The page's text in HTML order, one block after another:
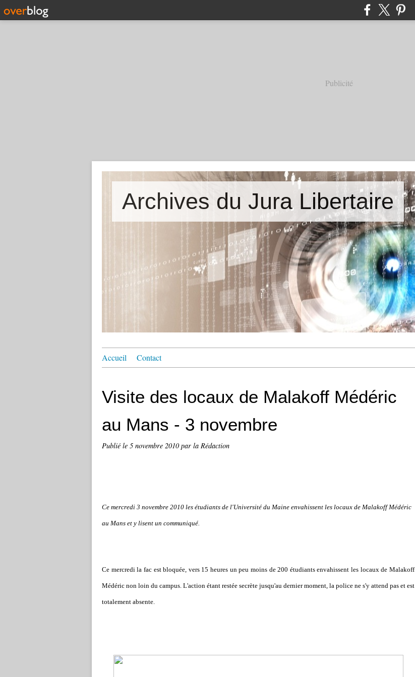
Publicité
Archives du Jura Libertaire
Accueil Contact
Visite des locaux de Malakoff Médéric
au Mans - 3 novembre
Publié le 5 novembre 2010par la Rédaction
Ce mercredi 3 novembre 2010 les étudiants de l'Université du Maine envahissent les locaux de Malakoff Médéric
au Mans et y lisent un communiqué.
Ce mercredi la fac est bloquée, vers 15 heures un peu moins de 200 étudiants envahissent les locaux de Malakoff
Médéric non loin du campus. L'action étant restée secrète jusqu'au dernier moment, la police ne s'y attend pas et est
totalement absente.